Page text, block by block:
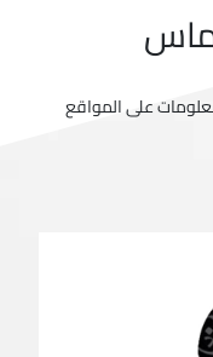
على المواقع